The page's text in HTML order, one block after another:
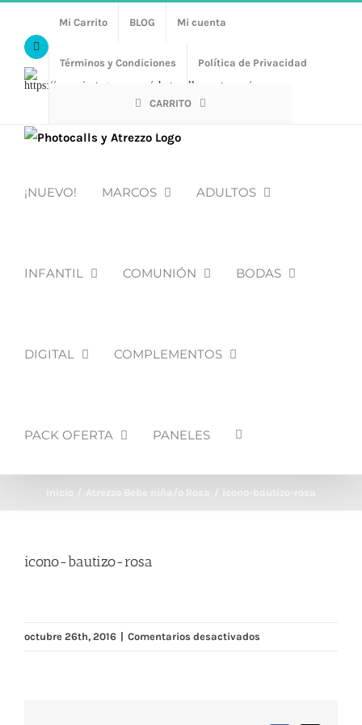
contenidoFacebook
Https://www.instagram.com/photocalls_y_atrezzo/
Mi Carrito BLOG Mi cuenta
Términos y Condiciones Política de Privacidad
CARRITO
¡NUEVO! MARCOS ADULTOS
INFANTIL COMUNIÓN BODAS
DIGITAL COMPLEMENTOS
PACK OFERTA PANELES
Inicio Atrezzo Bebe niña/o Rosa icono-bautizo-rosa
icono-bautizo-rosa
octubre 26th, 2016 | Comentarios desactivados